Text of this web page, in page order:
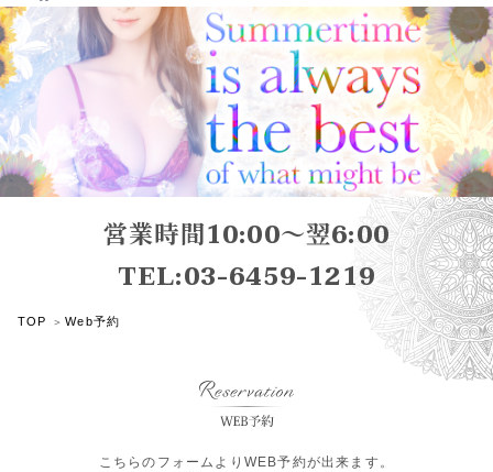
営業時間10:00～翌6:00
TEL:03-6459-1219
TOP Web予約
こちらのフォームよりWEB予約が出来ます。